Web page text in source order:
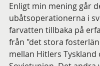
Enligt min mening går
ubåtsoperationerna i
farvatten tillbaka på
från "det stora
mellan Hitlers Tyskland